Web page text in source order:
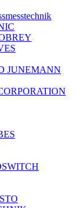
JUNEMANN